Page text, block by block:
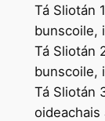
Tá Sliotán
bunscoile,
Tá Sliotán
bunscoile,
Tá Sliotán
oideachais